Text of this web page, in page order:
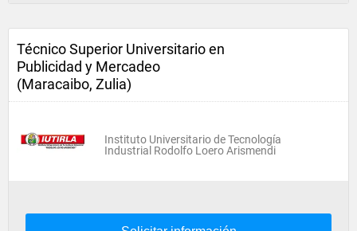
Técnico Superior Universitario en
Publicidad y Mercadeo
(Maracaibo, Zulia)
Instituto Universitario de Tecnología
Industrial Rodolfo Loero Arismendi